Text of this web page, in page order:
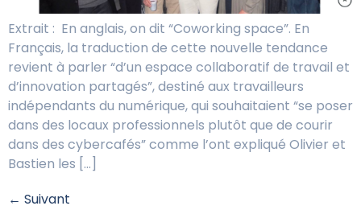
Extrait : En anglais, on dit “Coworking space”. En
Français, la traduction de cette nouvelle tendance
revient à parler “d’un espace collaboratif de travail et
d’innovation partagés”, destiné aux travailleurs
indépendants du numérique, qui souhaitaient “se poser
dans des locaux professionnels plutôt que de courir
dans des cybercafés” comme l’ont expliqué Olivier et
Bastien les […]
← Suivant